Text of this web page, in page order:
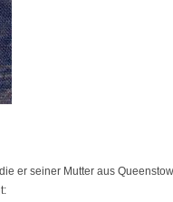
er seiner Mutter aus